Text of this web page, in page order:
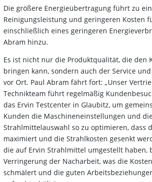
Die größere Energieübertragung führt zu
Reinigungsleistung und geringeren Kosten
einschließlich eines geringeren
Abram hinzu.
Es ist nicht nur die Produktqualität, die den
bringen kann, sondern auch der Service
vor Ort. Paul Abram fährt fort: „Unser
Technikteam führt regelmäßig
das Ervin Testcenter in Glaubitz, um
Kunden die Maschineneinstellungen und
Strahlmittelauswahl so zu optimieren, dass
maximiert und die Strahlkosten gesenkt
die auf Ervin Strahlmittel umgestellt haben,
Verringerung der Nacharbeit, was die
schmälert und die guten